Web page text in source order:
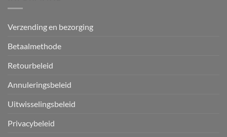
Verzending en bezorging
Betaalmethode
Retourbeleid
Annuleringsbeleid
Uitwisselingsbeleid
Privacybeleid